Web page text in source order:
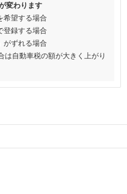
変わります
希望する場合
登録する場合
がずれる場合
は自動車税の額が大きく上がり